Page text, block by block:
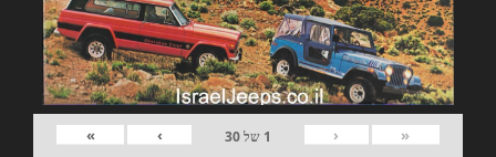
«
‹
1 של30
›
»